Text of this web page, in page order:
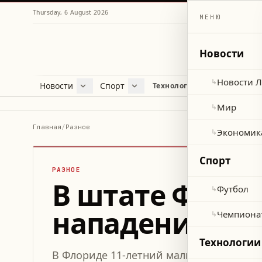
Thursday, 6 August 2026
Новости
Новости ЛиванаСпорт
Футбол
Технологии и наука
Главная/Разное
РАЗНОЕ
В штате
нападения
В Флориде 11-летний мальчик потерял
МЕНЮ
Новости
↳Новости
↳Мир
↳
Спорт
↳Футбол
↳
Технологии